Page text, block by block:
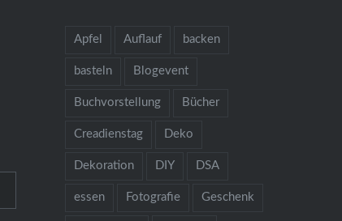
Apfel Auflauf backen
basteln Blogevent
Buchvorstellung Bücher
Creadienstag Deko
Dekoration DIY DSA
essen Fotografie Geschenk